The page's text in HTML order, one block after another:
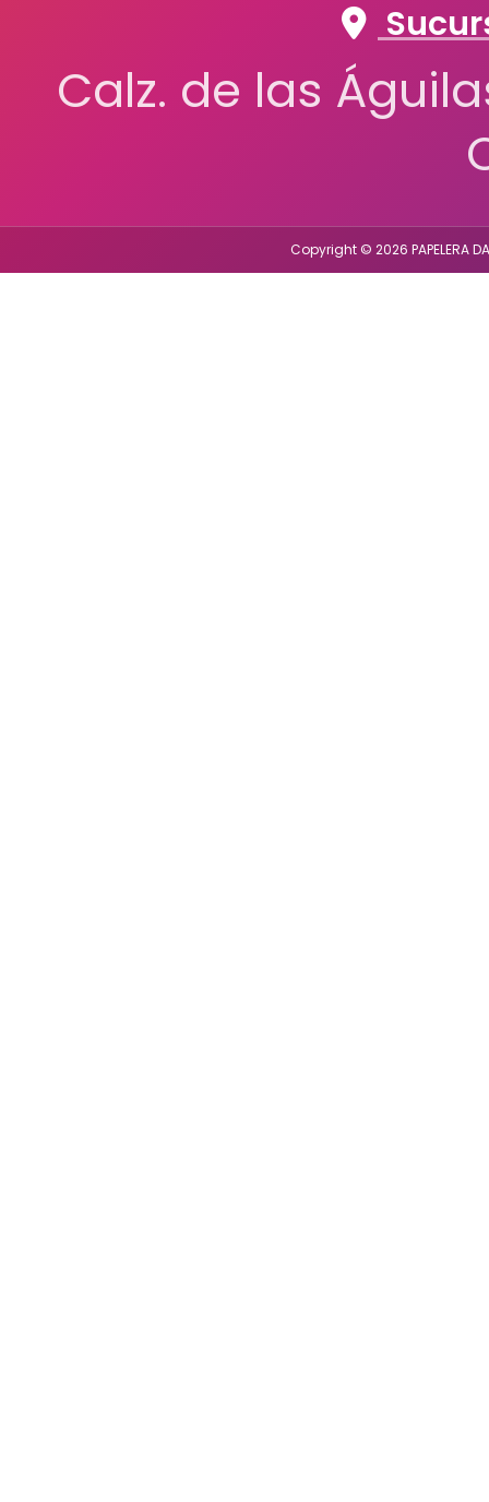
Calz. de las
Copyright © 2026 PAPELERA